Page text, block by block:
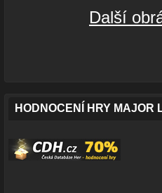
Další
HODNOCENÍ HRY